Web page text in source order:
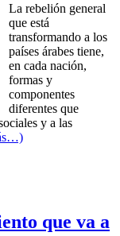
La rebelión general
que está
transformando a los
países árabes tiene,
en cada nación,
formas y
componentes
diferentes que
y a las
que va a